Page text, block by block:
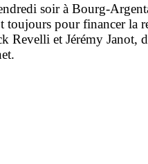
soir à Bourg-
toujours pour financer la
Revelli et Jérémy Janot,